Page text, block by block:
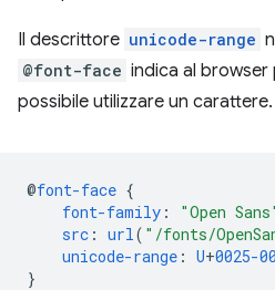
Il descrittore unicode-range
@font-face indica al
possibile utilizzare un carattere.
@font-face {
font-family : "Open
src : url ( "/fonts/
unicode-range : U+0025-
}